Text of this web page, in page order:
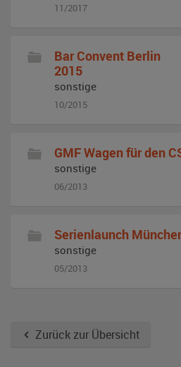
11/2017
Bar Convent Berlin
2015
sonstige
10/2015
GMF Wagen für den
sonstige
06/2013
Serienlaunch
sonstige
05/2013
Zurück zur Übersicht